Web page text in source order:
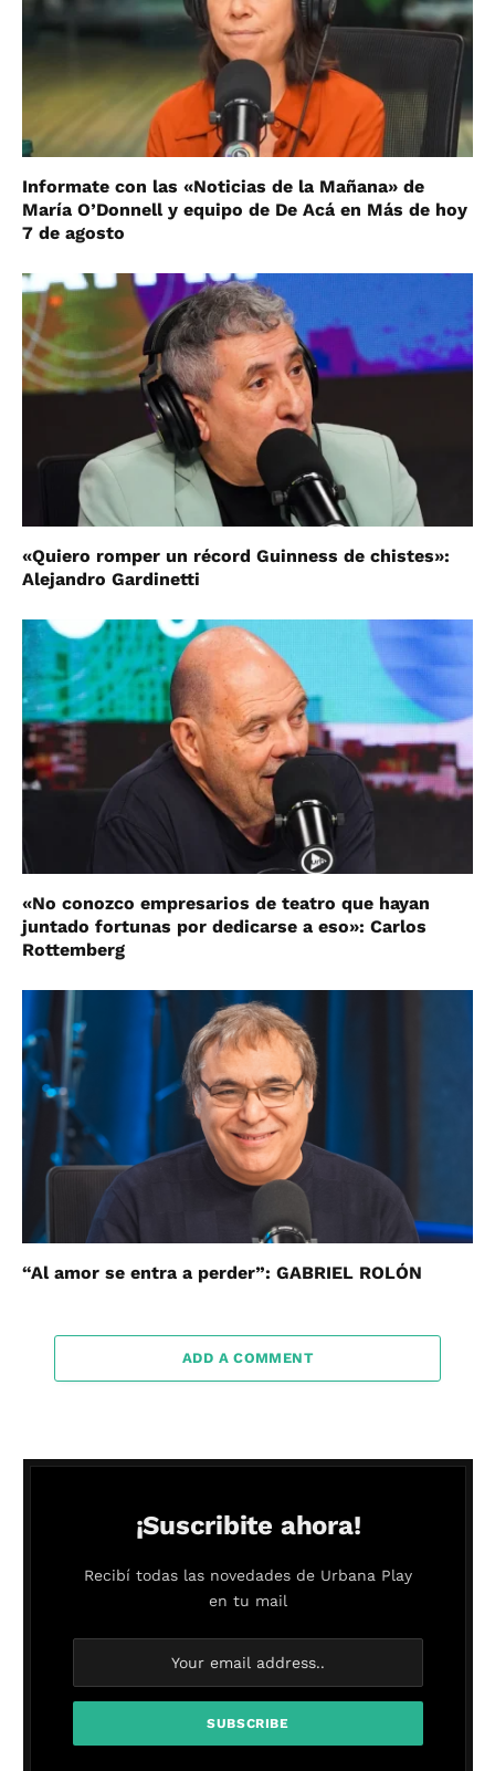
Informate con las «Noticias de la Mañana» de
María O’Donnell y equipo de De Acá en Más de hoy
7 de agosto
«Quiero romper un récord Guinness de chistes»:
Alejandro Gardinetti
«No conozco empresarios de teatro que hayan
juntado fortunas por dedicarse a eso»: Carlos
Rottemberg
“Al amor se entra a perder”: GABRIEL ROLÓN
ADD A COMMENT
¡Suscribite ahora!
Recibí todas las novedades de Urbana Play
en tu mail